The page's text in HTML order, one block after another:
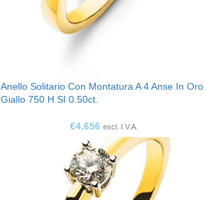
Anello Solitario Con Montatura A 4 Anse In Oro
Giallo 750 H SI 0.50ct.
€4,656 escl. I.V.A.